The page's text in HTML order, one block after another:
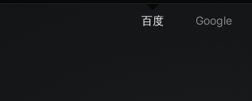
百度 Google